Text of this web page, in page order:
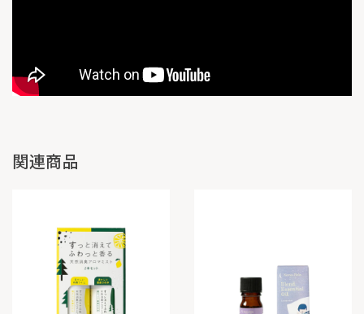
関連商品